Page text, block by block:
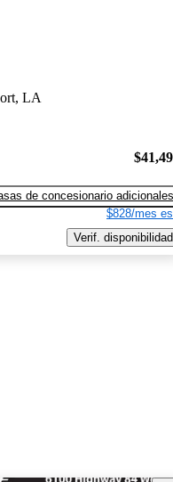
LA
de concesionario adicionales
$828/mes
Verif. disponibilidad